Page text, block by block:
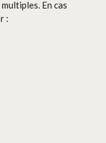
En cas
: